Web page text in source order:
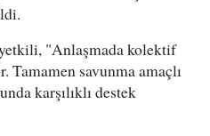
"Anlaşmada kolektif
Tamamen savunma amaçlı
karşılıklı destek